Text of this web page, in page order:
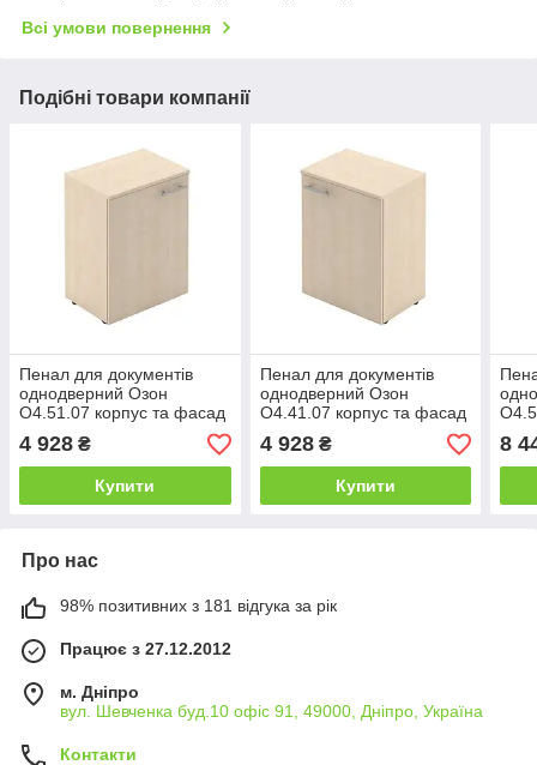
Всі умови повернення
Подібні товари компанії
Пенал для документів
однодверний Озон
O4.51.07 корпус та фасад
ДСП висота 798 мм
(MConcept-ТМ)
4 928 ₴
Купити
Пенал для документів
однодверний Озон
O4.41.07 корпус та фасад
ДСП висота 798 мм
(MConcept-ТМ)
4 928₴
Купити
ДСП
8
Про нас
98% позитивних з 181 відгука за рік
Працює з 27.12.2012
м. Дніпро
вул. Шевченка буд.10 офіс 91, 49000, Дніпро, Україна
Контакти